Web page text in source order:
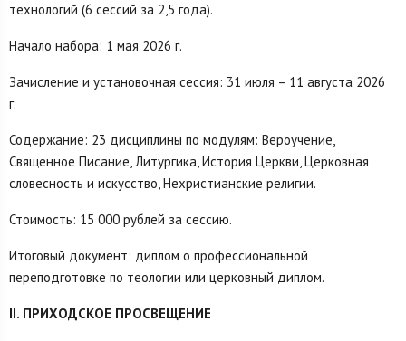
технологий (6 сессий за 2,5 года).
Начало набора: 1 мая 2026 г.
Зачисление и установочная сессия: 31 июля – 11 августа 2026
г.
Содержание: 23 дисциплины по модулям: Вероучение,
Священное Писание, Литургика, История Церкви, Церковная
словесность и искусство, Нехристианские религии.
Стоимость: 15 000 рублей за сессию.
Итоговый документ: диплом о профессиональной
переподготовке по теологии или церковный диплом.
II. ПРИХОДСКОЕ ПРОСВЕЩЕНИЕ